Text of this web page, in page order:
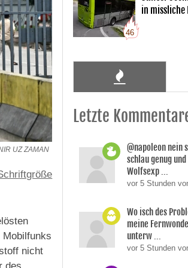
UZ ZAMAN
nicht
46
in missliche
Letzte
@napoleon nein
schlau genug
Wolfsexp ...
vor 5 Stunden
Wo isch des
meine
unterw ...
vor 5 Stunden